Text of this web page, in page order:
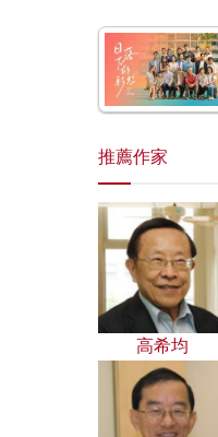
推薦作家
高希均